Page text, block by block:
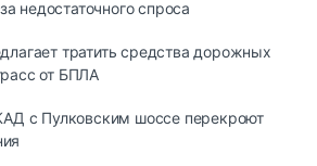
недостаточного спроса
тратить средства дорожных
от БПЛА
с Пулковским шоссе перекроют